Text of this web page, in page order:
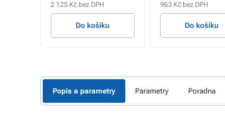
2 125 Kč bez DPH
Do košíku
963 Kč bez DPH
Do košíku
Popis a parametry Parametry Poradna